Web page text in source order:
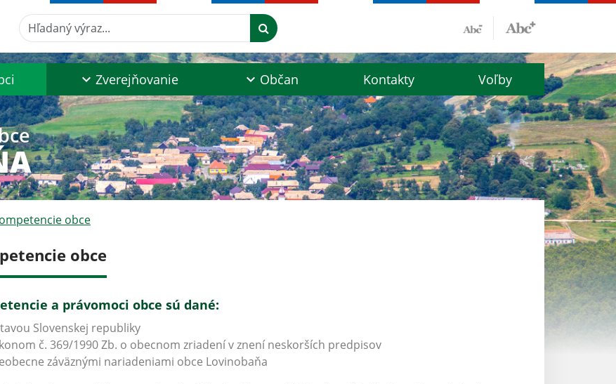
Hľadaný výraz...
Zverejňovanie Občan Kontakty Voľby
obce
obce
a právomoci obce sú dané:
Slovenskej republiky
č. 369/1990 Zb. o obecnom zriadení v znení neskorších predpisov
záväznými nariadeniami obce Lovinobaňa